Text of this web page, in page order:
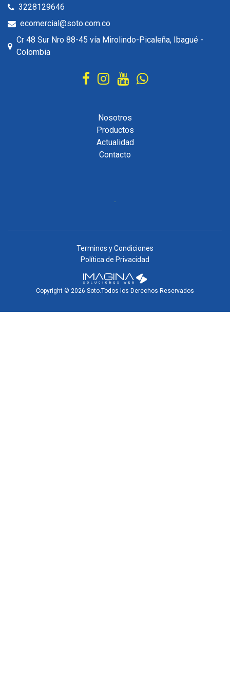
3228129646
ecomercial@soto.com.co
Cr 48 Sur Nro 88-45 vía Mirolindo-Picaleña, Ibagué -
Colombia
Nosotros
Productos
Actualidad
Contacto
Terminos y Condiciones
Política de Privacidad
Copyright © 2026 Soto.Todos los Derechos Reservados